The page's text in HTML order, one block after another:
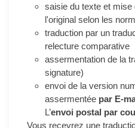
saisie du texte et mise
l'original selon les
traduction par un
relecture comparative
assermentation de la
signature)
envoi de la version
assermentée par E-
L’envoi postal par
Vous recevrez une